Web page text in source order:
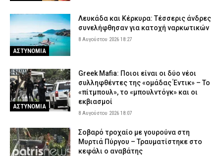
ΑΣΤΥΝΟΜΙΑ
Λευκάδα και Κέρκυρα: Τέσσερις άνδρες
συνελήφθησαν για κατοχή ναρκωτικών
8 Αυγούστου 2026 18:27
ΑΣΤΥΝΟΜΙΑ
Greek Mafia: Ποιοι είναι οι δύο νέοι
συλληφθέντες της «ομάδας Έντικ» – Το
«πίτμπουλ», το «μπουλντόγκ» και οι
εκβιασμοί
8 Αυγούστου 2026 18:07
Σοβαρό τροχαίο με γουρούνα στη
Μυρτιά Πύργου – Τραυματίστηκε στο
κεφάλι ο αναβάτης